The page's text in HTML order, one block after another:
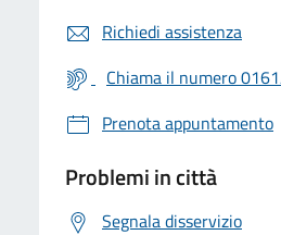
Richiedi assistenza
Chiama il numero
Prenota appuntamento
Problemi in città
Segnala disservizio